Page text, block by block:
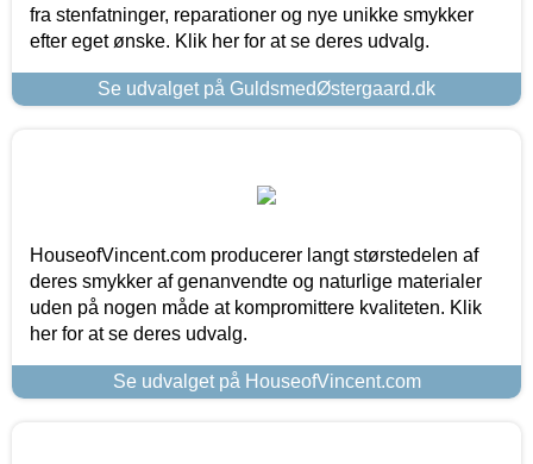
fra stenfatninger, reparationer og nye unikke smykker
efter eget ønske. Klik her for at se deres udvalg.
Se udvalget på GuldsmedØstergaard.dk
HouseofVincent.com producerer langt størstedelen af
deres smykker af genanvendte og naturlige materialer
uden på nogen måde at kompromittere kvaliteten. Klik
her for at se deres udvalg.
Se udvalget på HouseofVincent.com